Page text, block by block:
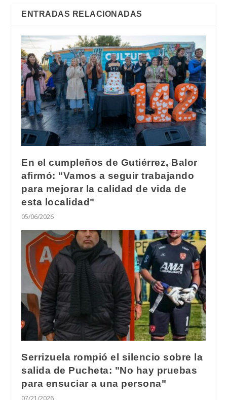
ENTRADAS RELACIONADAS
En el cumpleños de Gutiérrez, Balor
afirmó: "Vamos a seguir trabajando
para mejorar la calidad de vida de
esta localidad"
05/06/2026
Serrizuela rompió el silencio sobre la
salida de Pucheta: "No hay pruebas
para ensuciar a una persona"
07/21/2026